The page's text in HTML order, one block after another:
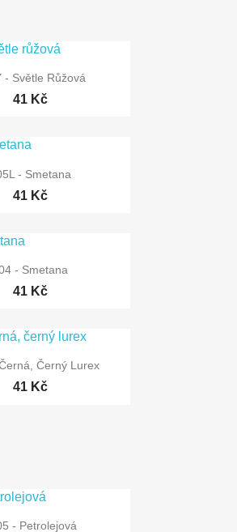
náhled
- Světle Růžová
41 Kč
náhled
- Smetana
41 Kč
náhled
- Smetana
41 Kč
náhled
Černý Lurex
41 Kč
náhled
- Petrolejová